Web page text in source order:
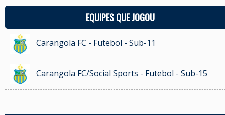
EQUIPES QUE JOGOU
Carangola FC - Futebol - Sub-11
Carangola FC/Social Sports - Futebol - Sub-15